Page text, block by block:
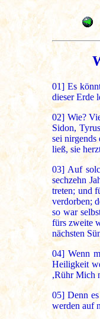
01] Es
dieser Erde
02] Wie?
Sidon,
sei
ließ, sie
03] Auf
sechzehn
treten; und
verdorben;
so war
fürs zweite
nächsten
04] Wenn
Heiligkeit
,Rühr Mich
05] Denn
werden auf